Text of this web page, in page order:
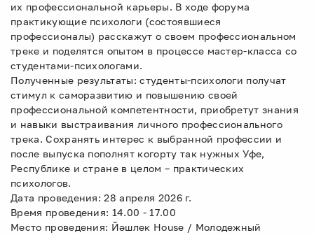
их профессиональной карьеры. В ходе форума
практикующие психологи (состоявшиеся
профессионалы) расскажут о своем профессиональном
треке и поделятся опытом в процессе мастер-класса со
студентами-психологами.
Полученные результаты: студенты-психологи получат
стимул к саморазвитию и повышению своей
профессиональной компетентности, приобретут знания
и навыки выстраивания личного профессионального
трека. Сохранять интерес к выбранной профессии и
после выпуска пополнят когорту так нужных Уфе,
Республике и стране в целом – практических
психологов.
Дата проведения: 28 апреля 2026 г.
Время проведения: 14.00 - 17.00
Место проведения: Йәшлек House / Молодежный